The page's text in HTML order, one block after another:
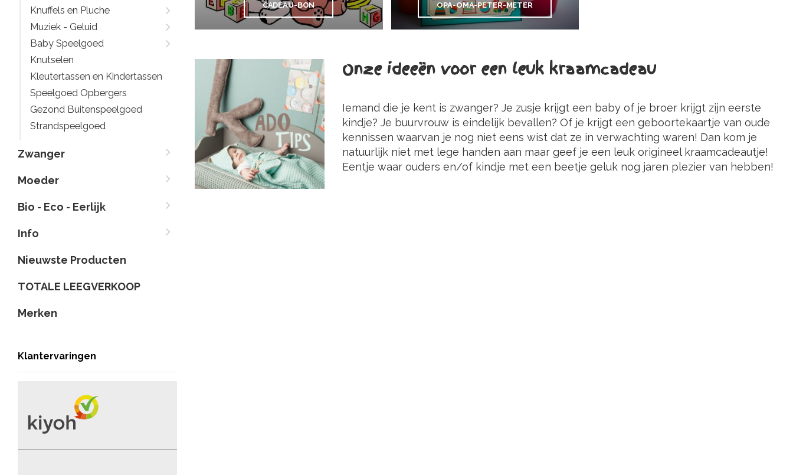
Knuffels en Pluche
Muziek - Geluid
Baby Speelgoed
Knutselen
Kleutertassen en Kindertassen
Speelgoed Opbergers
Gezond Buitenspeelgoed
Strandspeelgoed
Zwanger
Moeder
Bio - Eco - Eerlijk
Info
Nieuwste Producten
TOTALE LEEGVERKOOP
Merken
Klantervaringen
CADEAU-BON OPA-OMA-PETER-METER
Onze ideeën voor een leuk kraamcadeau
Iemand die je kent is zwanger? Je zusje krijgt een baby of je broer krijgt zijn eerste
kindje? Je buurvrouw is eindelijk bevallen? Of je krijgt een geboortekaartje van oude
kennissen waarvan je nog niet eens wist dat ze in verwachting waren! Dan kom je
natuurlijk niet met lege handen aan maar geef je een leuk origineel kraamcadeautje!
Eentje waar ouders en/of kindje met een beetje geluk nog jaren plezier van hebben!